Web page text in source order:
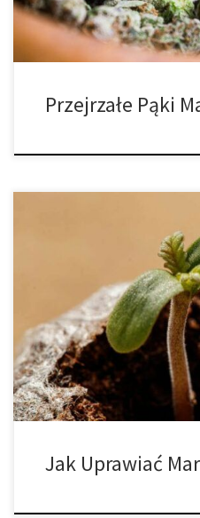
Przejrzałe Pąki
Czy jesteś zainteresowany
mamy dla ciebie informacje
1. Odpowiednia konfiguracja
potrzebne będzie odpowiednie
gościnny, garaż lub piwnica.
aby rośliny konopi były
Jak Uprawiać